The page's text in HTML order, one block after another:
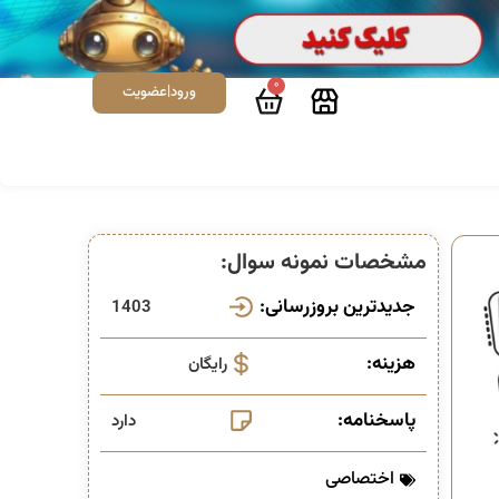
0 ورود|عضویت
مشخصات نمونه سوال:
جدیدترین بروزرسانی: 1403
هزینه: رایگان
پاسخنامه: دارد
اختصاصی